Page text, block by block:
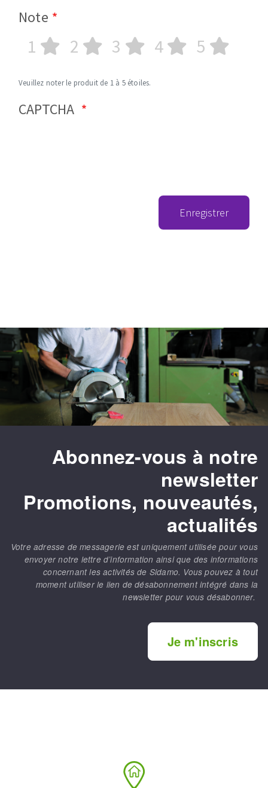
Note
1 2 3 4 5
Veuillez noter le produit de 1 à 5 étoiles.
CAPTCHA
Enregistrer
Abonnez-vous à notre
newsletter
Promotions, nouveautés,
actualités
Votre adresse de messagerie est uniquement utilisée pour vous
envoyer notre lettre d’information ainsi que des informations
concernant les activités de Sidamo. Vous pouvez à tout
moment utiliser le lien de désabonnement intégré dans la
newsletter pour vous désabonner.
Je m'inscris